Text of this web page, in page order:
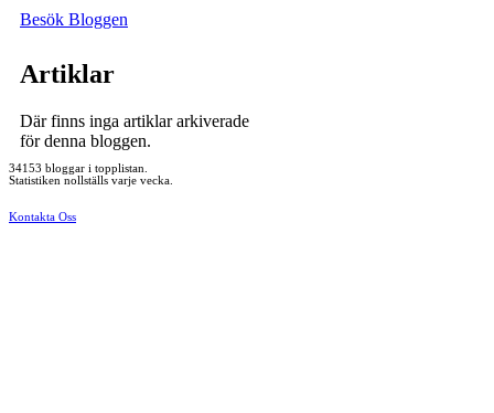
Besök Bloggen
Artiklar
Där finns inga artiklar arkiverade
för denna bloggen.
34153 bloggar i topplistan.
Statistiken nollställs varje vecka.
Kontakta Oss